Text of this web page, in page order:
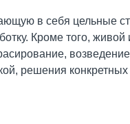
в себя цельные
Кроме того,
решения